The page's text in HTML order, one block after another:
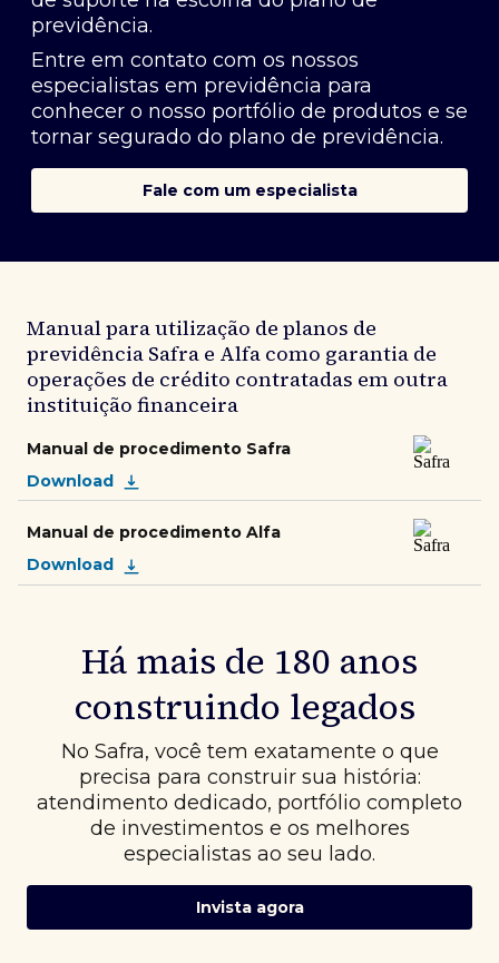
previdência.
Entre em contato com os nossos
especialistas em previdência para
conhecer o nosso portfólio de produtos e se
tornar segurado do plano de previdência.
Fale com um especialista
Manual para utilização de planos de
previdência Safra e Alfa como garantia de
operações de crédito contratadas em outra
instituição financeira
Manual de procedimento Safra
Download
Manual de procedimento Alfa
Download
Há mais de 180 anos
construindo legados
No Safra, você tem exatamente o que
precisa para construir sua história:
atendimento dedicado, portfólio completo
de investimentos e os melhores
especialistas ao seu lado.
Invista agora